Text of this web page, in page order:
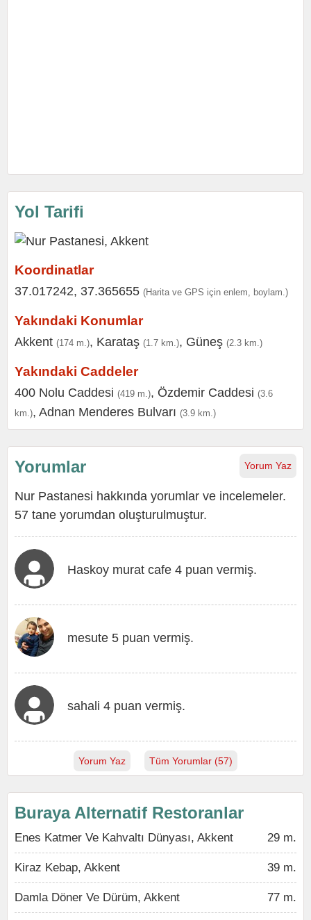
Yol Tarifi
Koordinatlar
37.017242, 37.365655 (Harita ve GPS için enlem, boylam.)
Yakındaki Konumlar
Akkent (174 m.), Karataş (1.7 km.), Güneş (2.3 km.)
Yakındaki Caddeler
400 Nolu Caddesi (419 m.), Özdemir Caddesi (3.6
km.), Adnan Menderes Bulvarı (3.9 km.)
Yorum Yaz
Yorumlar
Nur Pastanesi hakkında yorumlar ve incelemeler.
57 tane yorumdan oluşturulmuştur.
Haskoy murat cafe 4 puan vermiş.
mesute 5 puan vermiş.
sahali 4 puan vermiş.
Yorum Yaz Tüm Yorumlar (57)
Buraya Alternatif Restoranlar
Enes Katmer Ve Kahvaltı Dünyası, Akkent 29 m.
Kiraz Kebap, Akkent 39 m.
Damla Döner Ve Dürüm, Akkent 77 m.